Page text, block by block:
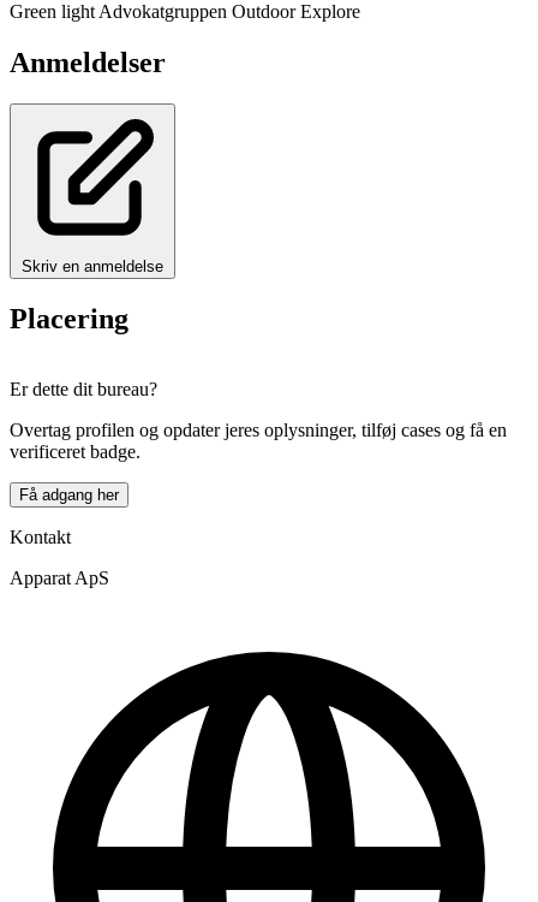
Green lightAdvokatgruppen Outdoor Explore
Anmeldelser
Skriv en anmeldelse
Placering
+
−
Er dette dit bureau?
Overtag profilen og opdater jeres oplysninger, tilføj cases og få en
verificeret badge.
Få adgang her
Kontakt
Apparat ApS